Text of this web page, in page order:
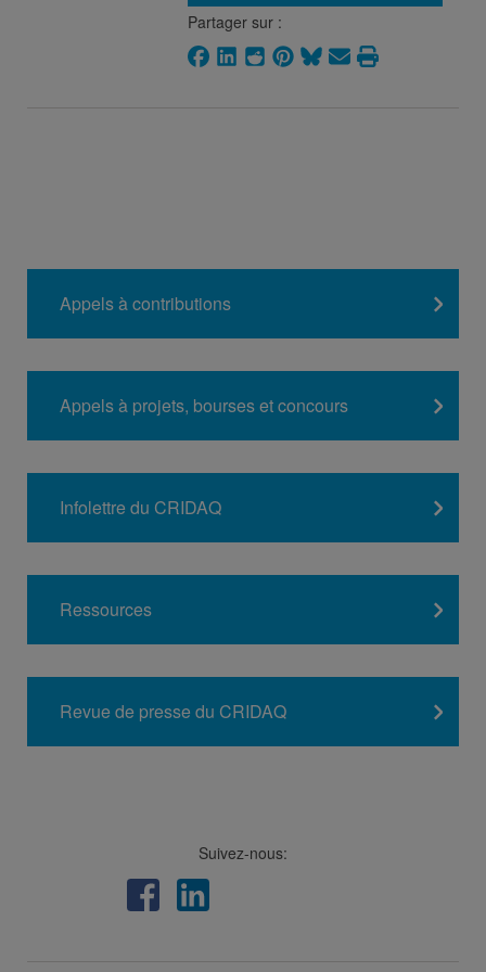
Partager sur :
Appels à contributions
Appels à projets, bourses et concours
Infolettre du CRIDAQ
Ressources
Revue de presse du CRIDAQ
Suivez-nous:
FacebookLinkedIn